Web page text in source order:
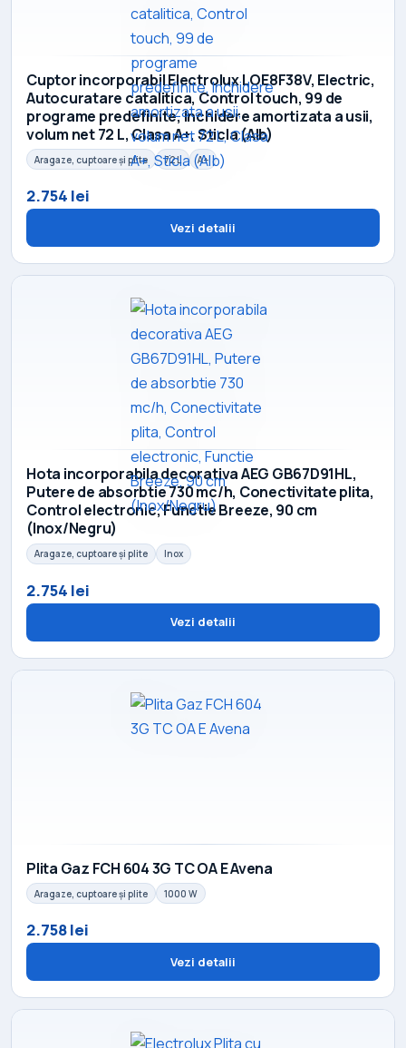
Cuptor incorporabil Electrolux LOE8F38V, Electric,
Autocuratare catalitica, Control touch, 99 de
programe predefinite, Inchidere amortizata a usii,
volum net 72 L, Clasa A+, Sticla (Alb)
Aragaze, cuptoare și plite 72 L A+
2.754 lei
Vezi detalii
Hota incorporabila decorativa AEG GB67D91HL,
Putere de absorbtie 730 mc/h, Conectivitate plita,
Control electronic, Functie Breeze, 90 cm
(Inox/Negru)
Aragaze, cuptoare și plite Inox
2.754 lei
Vezi detalii
Plita Gaz FCH 604 3G TC OA E Avena
Aragaze, cuptoare și plite 1000 W
2.758 lei
Vezi detalii